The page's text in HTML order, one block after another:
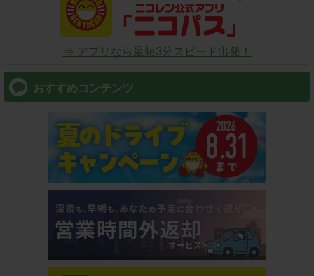
⇒ アプリなら最短3分スピード出発！
おすすめコンテンツ